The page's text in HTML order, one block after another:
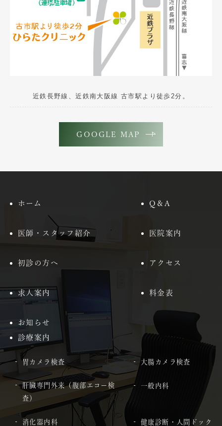
近鉄長野線、近鉄南大阪線 古市駅より徒歩2分。
GOOGLE MAP
ホーム Q＆A
医師・スタッフ紹介 医院案内
初診の方へ アクセス
求人案内 料金表
お知らせ
診療案内
胃カメラ検査 大腸カメラ検査
肝臓専門外来（腹部エコー検
査）
一般内科
消化器内科 健康診断・人間ドック